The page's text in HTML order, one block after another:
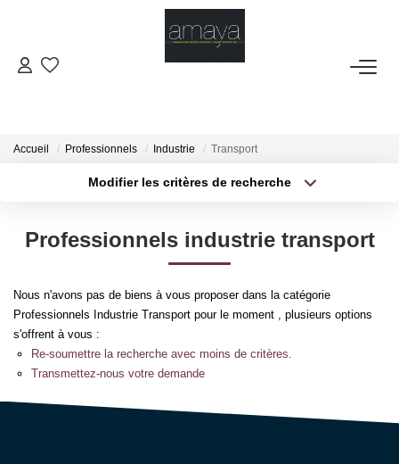
GESTION
ESTIMATION
NOS AGENCES
Accueil Professionnels Industrie Transport
Modifier les critères de recherche
Type de bien
Budget max Plus de critères
Professionnels industrie transport
Nous n'avons pas de biens à vous proposer dans la catégorie
Professionnels Industrie Transport pour le moment , plusieurs options
s'offrent à vous :
Re-soumettre la recherche avec moins de critères.
Transmettez-nous votre demande